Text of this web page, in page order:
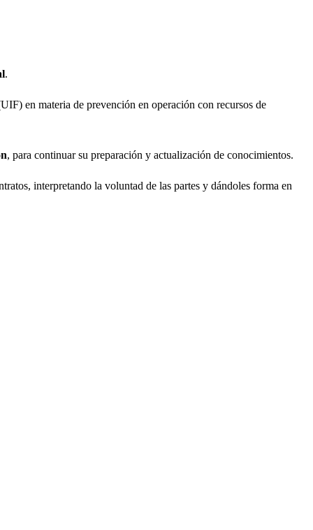
.
en materia de prevención en operación con recursos de
, para continuar su preparación y actualización de conocimientos.
interpretando la voluntad de las partes y dándoles forma en